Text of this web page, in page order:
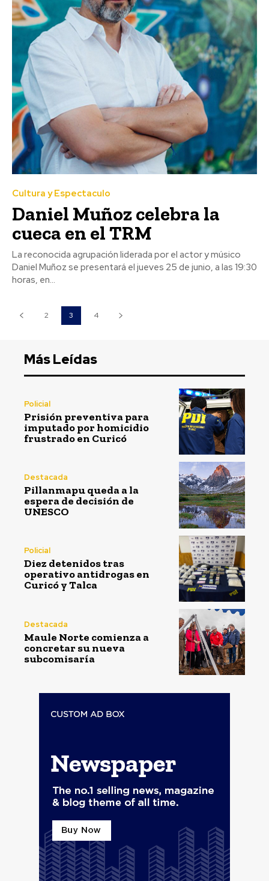
Cultura y Espectaculo
Daniel Muñoz celebra la
cueca en el TRM
La reconocida agrupación liderada por el actor y músico
Daniel Muñoz se presentará el jueves 25 de junio, a las 19:30
horas, en...
2 3 4
Más Leídas
Policial
Prisión preventiva para
imputado por homicidio
frustrado en Curicó
Destacada
Pillanmapu queda a la
espera de decisión de
UNESCO
Policial
Diez detenidos tras
operativo antidrogas en
Curicó y Talca
Destacada
Maule Norte comienza a
concretar su nueva
subcomisaría